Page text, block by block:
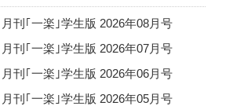
月刊｢一楽｣学生版 2026年08月号
月刊｢一楽｣学生版 2026年07月号
月刊｢一楽｣学生版 2026年06月号
月刊｢一楽｣学生版 2026年05月号